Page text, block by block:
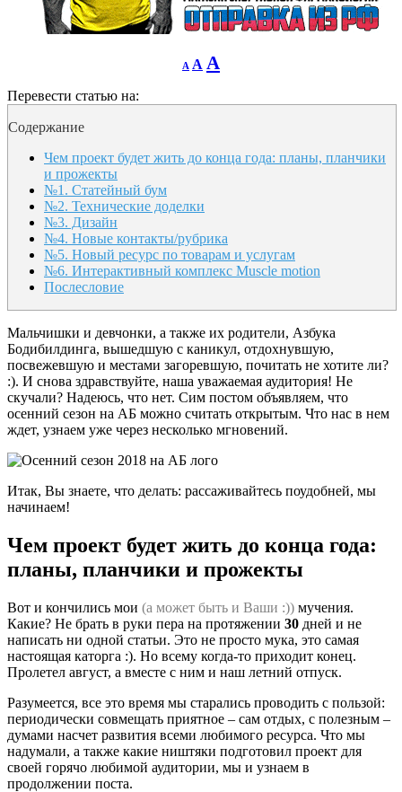
A
Decrease
font
A Reset
font
A
size.
Перевести статью на:
Содержание
Чем проект будет жить до конца года: планы, планчики
и прожекты
№1. Статейный бум
№2. Технические доделки
№3. Дизайн
№4. Новые контакты/рубрика
№5. Новый ресурс по товарам и услугам
№6. Интерактивный комплекс Muscle motion
Послесловие
Мальчишки и девчонки, а также их родители, Азбука
Бодибилдинга, вышедшую с каникул, отдохнувшую,
посвежевшую и местами загоревшую, почитать не хотите ли?
:). И снова здравствуйте, наша уважаемая аудитория! Не
скучали? Надеюсь, что нет. Сим постом объявляем, что
осенний сезон на АБ можно считать открытым. Что нас в нем
ждет, узнаем уже через несколько мгновений.
Итак, Вы знаете, что делать: рассаживайтесь поудобней, мы
начинаем!
Чем проект будет жить до конца года:
планы, планчики и прожекты
Вот и кончились мои (а может быть и Ваши :)) мучения.
Какие? Не брать в руки пера на протяжении 30 дней и не
написать ни одной статьи. Это не просто мука, это самая
настоящая каторга :). Но всему когда-то приходит конец.
Пролетел август, а вместе с ним и наш летний отпуск.
Разумеется, все это время мы старались проводить с пользой:
периодически совмещать приятное – сам отдых, с полезным –
думами насчет развития всеми любимого ресурса. Что мы
надумали, а также какие ништяки подготовил проект для
своей горячо любимой аудитории, мы и узнаем в
продолжении поста.